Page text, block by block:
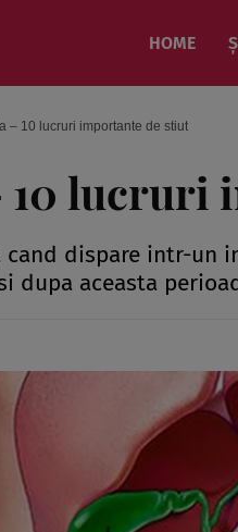
HOME
– 10 lucruri importante de stiut
10 lucruri
cand dispare intr-un
dupa aceasta